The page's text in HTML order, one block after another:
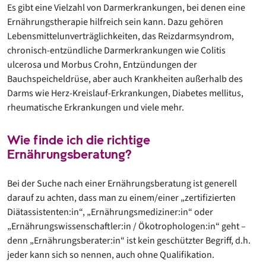
Es gibt eine Vielzahl von Darmerkrankungen, bei denen eine
Ernährungstherapie hilfreich sein kann. Dazu gehören
Lebensmittelunverträglichkeiten, das Reizdarmsyndrom,
chronisch-entzündliche Darmerkrankungen wie Colitis
ulcerosa und Morbus Crohn, Entzündungen der
Bauchspeicheldrüse, aber auch Krankheiten außerhalb des
Darms wie Herz-Kreislauf-Erkrankungen, Diabetes mellitus,
rheumatische Erkrankungen und viele mehr.
Wie finde ich die richtige
Ernährungsberatung?
Bei der Suche nach einer Ernährungsberatung ist generell
darauf zu achten, dass man zu einem/einer „zertifizierten
Diätassistenten:in“, „Ernährungsmediziner:in“ oder
„Ernährungswissenschaftler:in / Ökotrophologen:in“ geht –
denn „Ernährungsberater:in“ ist kein geschützter Begriff, d.h.
jeder kann sich so nennen, auch ohne Qualifikation.